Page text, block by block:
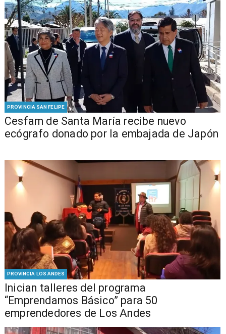
PROVINCIA SAN FELIPE
Cesfam de Santa María recibe nuevo
ecógrafo donado por la embajada de Japón
PROVINCIA LOS ANDES
Inician talleres del programa
“Emprendamos Básico” para 50
emprendedores de Los Andes